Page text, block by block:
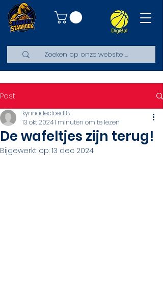
Post
De wafeltjes zijn terug!
kyrinadecloedt8
13 okt 20241 minuten om te lezen
Bijgewerkt op: 13 dec 2024